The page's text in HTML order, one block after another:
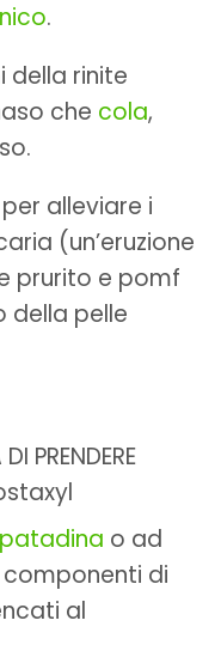
.
della rinite
che cola,
alleviare i
(un’eruzione
prurito e pomf
della pelle
PRENDERE
o ad
di
al